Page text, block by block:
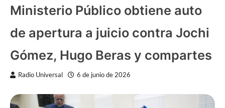
Ministerio Público obtiene auto
de apertura a juicio contra Jochi
Gómez, Hugo Beras y compartes
Radio Universal 6 de junio de 2026